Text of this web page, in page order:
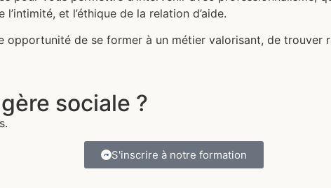
et l’éthique de la relation d’aide.
opportunité de se former à un métier valorisant, de
sociale ?
S'inscrire à notre formation